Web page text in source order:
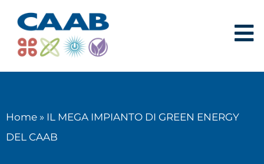
Home » IL MEGA IMPIANTO DI GREEN ENERGY
DEL CAAB